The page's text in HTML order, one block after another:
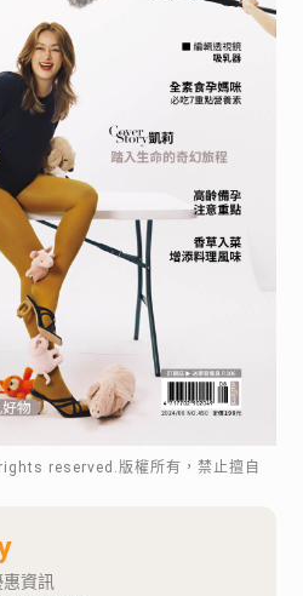
reserved.版權所有，禁止擅自
惠資訊